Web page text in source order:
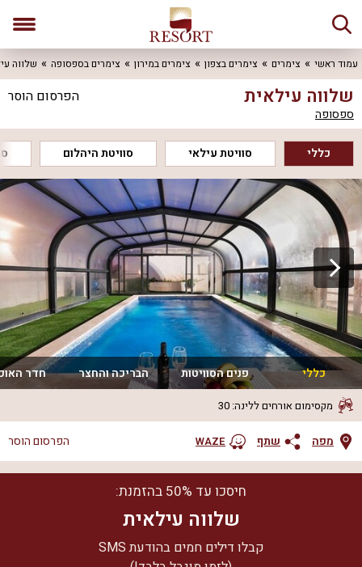
עמוד ראשי צימרים צימרים בצפון צימרים במירון צימרים בספסופה שלווה
שלווה עילאית הפרסום הוסר
ספסופה
כללי סוויטת עילאי סוויטת היהלום
כללי פנים הסוויטות הבריכה והחצר חדר
מקסימום אורחים ללינה:
30
מפה שתף WAZE הפרסום הוסר
חיסכו עד 50% בהזמנת:
שלווה עילאית
קבלו דילים חמים בהודעת SMS